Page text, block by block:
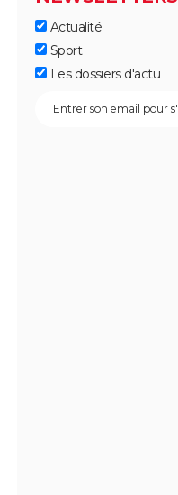
Actualité
Sport
Les dossiers d'actu